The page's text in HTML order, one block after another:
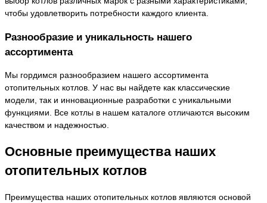
чтобы удовлетворить потребности каждого клиента.
Разнообразие и уникальность нашего
ассортимента
Мы гордимся разнообразием нашего ассортимента
отопительных котлов. У нас вы найдете как классические
модели, так и инновационные разработки с уникальными
функциями. Все котлы в нашем каталоге отличаются высоким
качеством и надежностью.
Основные преимущества наших
отопительных котлов
Преимущества наших отопительных котлов являются основой